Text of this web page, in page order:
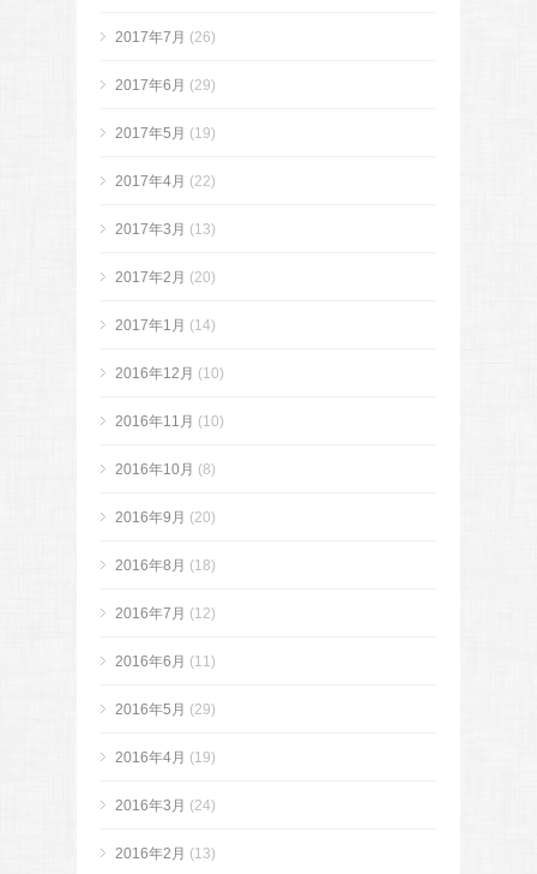
2017年7月 (26)
2017年6月 (29)
2017年5月 (19)
2017年4月 (22)
2017年3月 (13)
2017年2月 (20)
2017年1月 (14)
2016年12月 (10)
2016年11月 (10)
2016年10月 (8)
2016年9月 (20)
2016年8月 (18)
2016年7月 (12)
2016年6月 (11)
2016年5月 (29)
2016年4月 (19)
2016年3月 (24)
2016年2月 (13)